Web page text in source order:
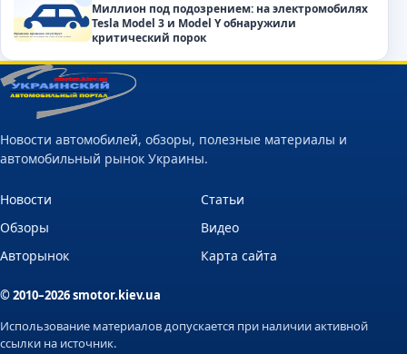
Миллион под подозрением: на электромобилях
Tesla Model 3 и Model Y обнаружили
критический порок
Новости автомобилей, обзоры, полезные материалы и
автомобильный рынок Украины.
Новости
Статьи
Обзоры
Видео
Авторынок
Карта сайта
© 2010–2026 smotor.kiev.ua
Использование материалов допускается при наличии активной
ссылки на источник.